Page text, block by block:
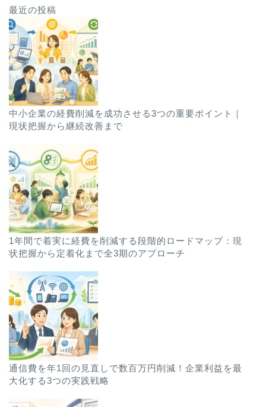
最近の投稿
中小企業の経費削減を成功させる3つの重要ポイント｜
現状把握から継続改善まで
1年間で着実に経費を削減する段階的ロードマップ：現
状把握から定着化まで全3期のアプローチ
通信費を年1回の見直しで数百万円削減！企業利益を最
大化する3つの実践戦略